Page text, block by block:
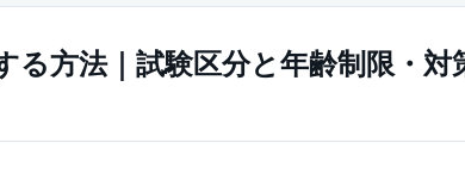
る方法｜試験区分と年齢制限・対